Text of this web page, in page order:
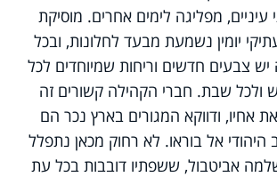
מפליגה לימים אחרים. מוסיקת
יומין נשמעת מבעד לחלונות, ובכל
צבעים חדשים וריחות שמיוחדים לכל
ולכל שבת. חברי הקהילה קשורים זה
אחיו, ודווקא המגורים בארץ נכר הם
אל בוראו. לא רחוק מכאן נתפלל
אביטבול, ששפתיו דובבות בכל עת